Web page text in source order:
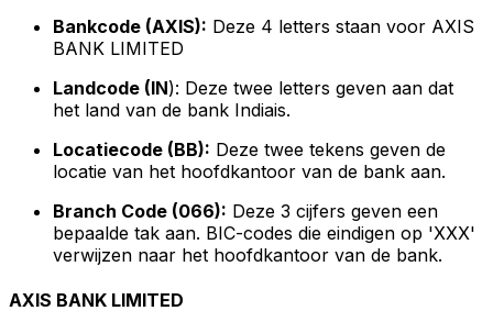
Bankcode (AXIS): Deze 4 letters staan voor AXIS
BANK LIMITED
Landcode (IN): Deze twee letters geven aan dat
het land van de bank Indiais.
Locatiecode (BB): Deze twee tekens geven de
locatie van het hoofdkantoor van de bank aan.
Branch Code (066): Deze 3 cijfers geven een
bepaalde tak aan. BIC-codes die eindigen op 'XXX'
verwijzen naar het hoofdkantoor van de bank.
AXIS BANK LIMITED